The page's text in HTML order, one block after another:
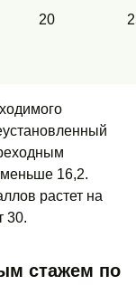
20
меньше 16,2.
растет на
30.
стажем по